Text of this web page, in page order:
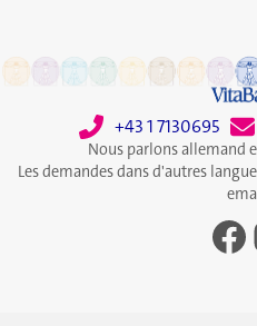
+43 1 7130695
Nous parlons allemand
Les demandes dans d'autres